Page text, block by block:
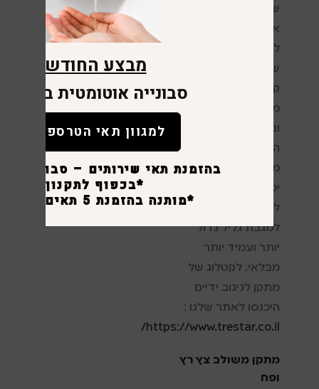
שתדעו שיש הבדל
אם המתקן מיועד
לשירותים ציבוריים
של חנות, מסעדה,
קניון או בית חולים
מאחר שבבית חולים
ובקניון מכיוון שכמות
האנשים הנכנסים
מדי יום לשירותים
יכול להגיע למאות יש
לבחור במתקן
למגבת גליל גדול
יותר ועמיד יותר
מבלאי. לקטלוג של
מתקן לניגוב ידיים
היכנסו לאתר שלנו :
https://www.trestar.co.il/
מתקן משולב צץ רץ
ופח
מבצע החודש
סבונייה אוטומטית במתנה
למגוון תאי הטרספה
בהזמנת תאי שירותים – סבונייה
*בכפוף לתקנון
*מותנה בהזמנת 5 תאים ומעלה.